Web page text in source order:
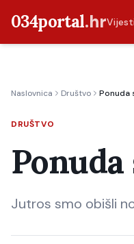
034portal.hr
Naslovnica Društvo Ponuda
DRUŠTVO
Ponuda
Jutros smo obišli